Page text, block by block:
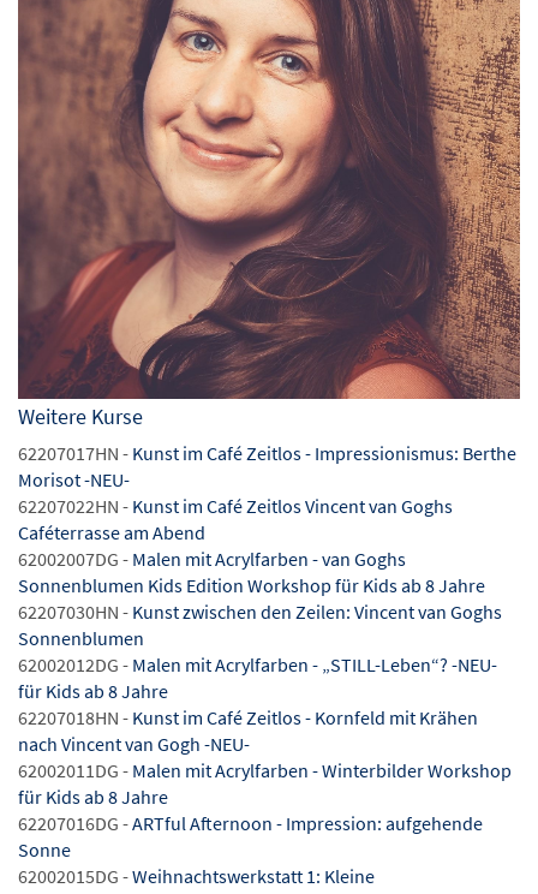
Weitere Kurse
62207017HN - Kunst im Café Zeitlos - Impressionismus: Berthe
Morisot -NEU-
62207022HN - Kunst im Café Zeitlos Vincent van Goghs
Caféterrasse am Abend
62002007DG - Malen mit Acrylfarben - van Goghs
Sonnenblumen Kids Edition Workshop für Kids ab 8 Jahre
62207030HN - Kunst zwischen den Zeilen: Vincent van Goghs
Sonnenblumen
62002012DG - Malen mit Acrylfarben - „STILL-Leben“? -NEU-
für Kids ab 8 Jahre
62207018HN - Kunst im Café Zeitlos - Kornfeld mit Krähen
nach Vincent van Gogh -NEU-
62002011DG - Malen mit Acrylfarben - Winterbilder Workshop
für Kids ab 8 Jahre
62207016DG -ARTful Afternoon - Impression: aufgehende
Sonne
62002015DG -Weihnachtswerkstatt 1: Kleine